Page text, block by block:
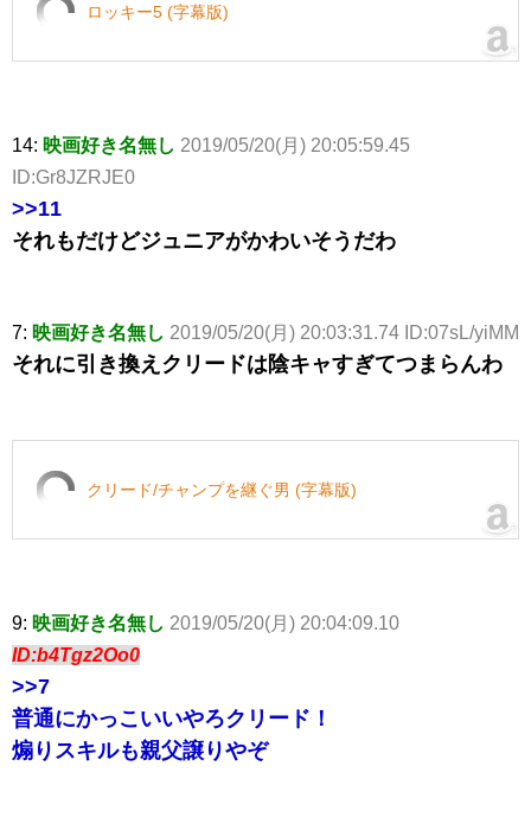
ロッキー5 (字幕版)
14: 映画好き名無し 2019/05/20(月) 20:05:59.45
ID:Gr8JZRJE0
>>11
それもだけどジュニアがかわいそうだわ
7: 映画好き名無し 2019/05/20(月) 20:03:31.74 ID:07sL/yiMM
それに引き換えクリードは陰キャすぎてつまらんわ
クリード/チャンプを継ぐ男 (字幕版)
9: 映画好き名無し 2019/05/20(月) 20:04:09.10
ID:b4Tgz2Oo0
>>7
普通にかっこいいやろクリード！
煽りスキルも親父譲りやぞ